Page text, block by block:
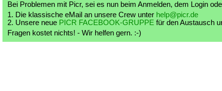
Bei Problemen mit Picr, sei es nun beim Anmelden, dem Login
1. Die klassische eMail an unsere Crew unter help@picr.de
2. Unsere neue PICR FACEBOOK-GRUPPE für den Austausch
Fragen kostet nichts! - Wir helfen gern. :-)